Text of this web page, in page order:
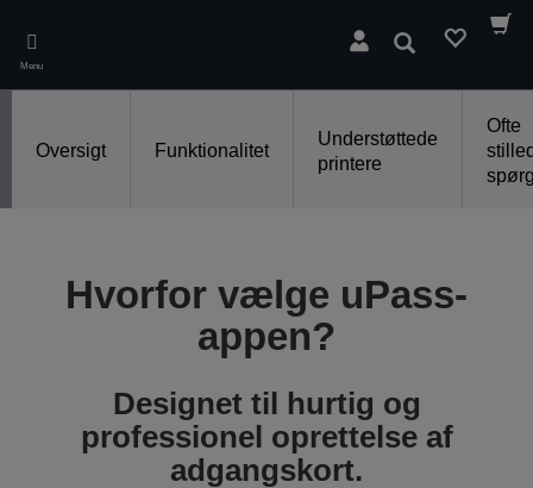
main
content
Menu
Søg
Oversigt Funktionalitet
Understøttede
printere
Ofte
Hvorfor vælge uPass-
appen?
Designet til hurtig og
professionel oprettelse af
adgangskort.